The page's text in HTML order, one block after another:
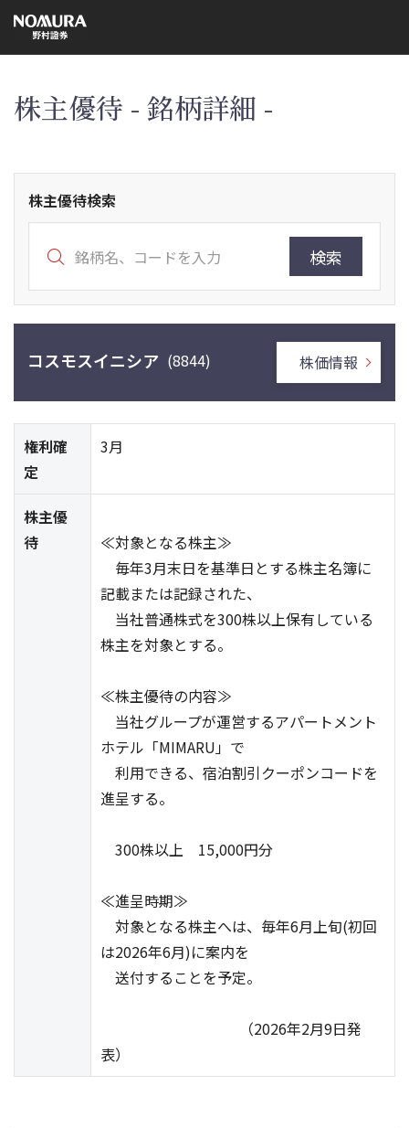
の
ー
株主優待 - 銘柄詳細 -
株主優待検索
検索
コスモスイニシア (8844) 株価情報
権利確
定
3月
株主優
待
≪対象となる株主≫
毎年3月末日を基準日とする株主名簿に
記載または記録された、
当社普通株式を300株以上保有している
株主を対象とする。
≪株主優待の内容≫
当社グループが運営するアパートメント
ホテル「MIMARU」で
利用できる、宿泊割引クーポンコードを
進呈する。
300株以上 15,000円分
≪進呈時期≫
対象となる株主へは、毎年6月上旬(初回
は2026年6月)に案内を
送付することを予定。
（2026年2月9日発
表）